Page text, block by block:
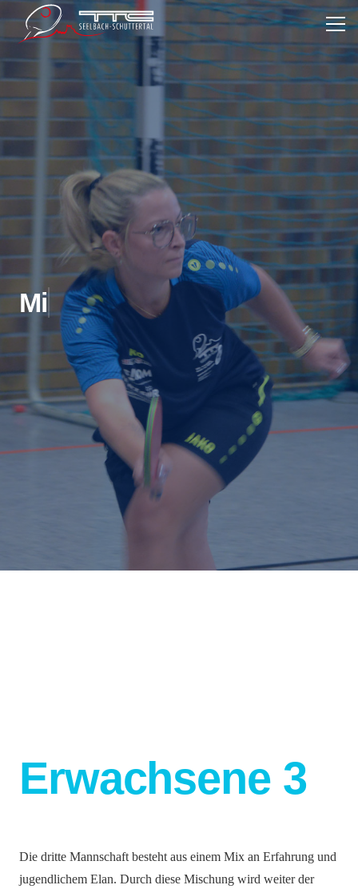
Mit frischem W
Erwachsene 3
Die dritte Mannschaft besteht aus einem Mix an Erfahrung und
jugendlichem Elan. Durch diese Mischung wird weiter der